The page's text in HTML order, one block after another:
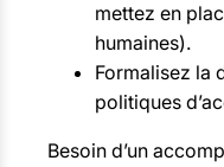
mettez en
humaines).
Formalisez la
politiques
Besoin d’un